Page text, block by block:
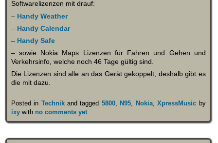
Softwarelizenzen mit drauf:
– Handy Weather
– Handy Calendar
– Handy Safe
– sowie Nokia Maps Lizenzen für Fahren und Gehen und
Verkehrsinfo, welche noch 46 Tage gültig sind.
Die Lizenzen sind alle an das Gerät gekoppelt, deshalb gibt es
die mit dazu.
Posted in Technikand tagged 5800, N95, Nokia,XpressMusic by
ixywith no comments yet.